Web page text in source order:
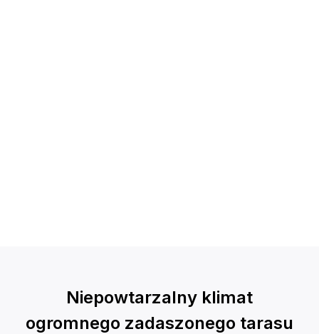
Niepowtarzalny klimat
ogromnego zadaszonego tarasu